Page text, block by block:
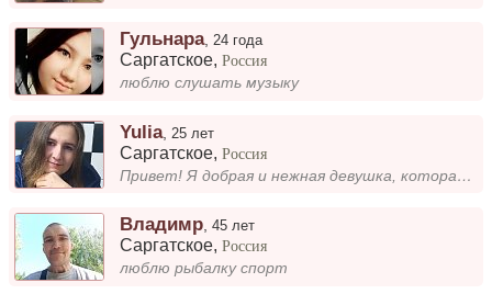
Гульнара, 24 года
Саргатское,Россия
люблю слушать музыку
Yulia, 25 лет
Саргатское,Россия
Привет! Я добрая и нежная девушка, которая любит находить радость в мелочах. Мне нравится общение, совместные прогулки и...
Владимр ,45 лет
Саргатское,Россия
люблю рыбалку спорт